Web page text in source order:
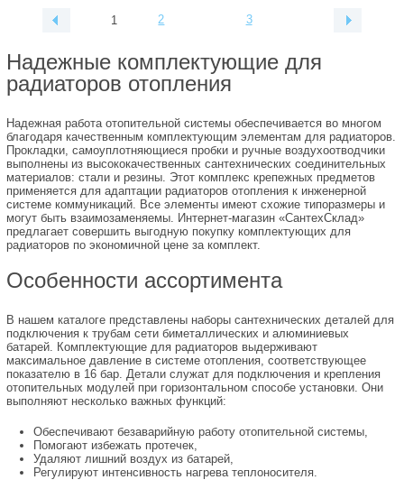
1 2 3
Надежные комплектующие для
радиаторов отопления
Надежная работа отопительной системы обеспечивается во многом
благодаря качественным комплектующим элементам для радиаторов.
Прокладки, самоуплотняющиеся пробки и ручные воздухоотводчики
выполнены из высококачественных сантехнических соединительных
материалов: стали и резины. Этот комплекс крепежных предметов
применяется для адаптации радиаторов отопления к инженерной
системе коммуникаций. Все элементы имеют схожие типоразмеры и
могут быть взаимозаменяемы. Интернет-магазин «СантехСклад»
предлагает совершить выгодную покупку комплектующих для
радиаторов по экономичной цене за комплект.
Особенности ассортимента
В нашем каталоге представлены наборы сантехнических деталей для
подключения к трубам сети биметаллических и алюминиевых
батарей. Комплектующие для радиаторов выдерживают
максимальное давление в системе отопления, соответствующее
показателю в 16 бар. Детали служат для подключения и крепления
отопительных модулей при горизонтальном способе установки. Они
выполняют несколько важных функций:
Обеспечивают безаварийную работу отопительной системы,
Помогают избежать протечек,
Удаляют лишний воздух из батарей,
Регулируют интенсивность нагрева теплоносителя.